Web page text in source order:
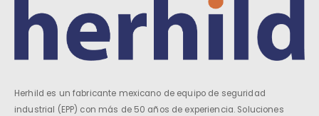
Herhild es un fabricante mexicano de equipo de seguridad
industrial (EPP) con más de 50 años de experiencia. Soluciones